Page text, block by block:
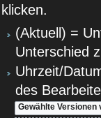
klicken.
(Aktuell) =
Unterschied
Uhrzeit/
des